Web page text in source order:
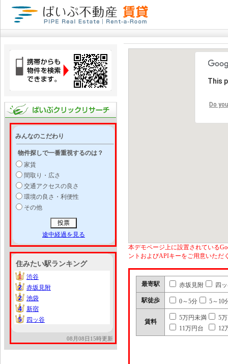
みんなのこだわり
物件探しで一番重視するのは？
家賃
間取り・広さ
交通アクセスの良さ
環境の良さ・利便性
その他
途中経過を見る
住みたい駅ランキング
1
1
渋谷
2
2
赤坂見附
2
2
池袋
4
4
新宿
5
5 四ッ谷
08月08日15時更新
This
Do
本デモページ上に設置されている
ントおよびAPIキーをご用意いただ
最寄駅 赤坂見附 四
駅徒歩 0～5分 5～10
賃料
5万円未満
5
11万円台
12